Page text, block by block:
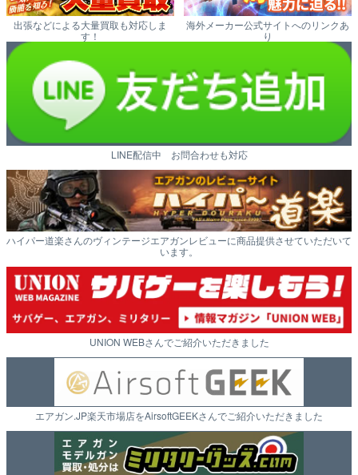
出張などによる大量買取も対応しま
す！
海外メーカー公式サイトへのリンクあ
り
LINE配信中 お問合わせも対応
ハイパー道楽さんのヴィンテージエアガンレビューに商品提供させていただいて
います。
UNION WEBさんでご紹介いただきました
エアガン.JP楽天市場店をAirsoftGEEKさんでご紹介いただきました